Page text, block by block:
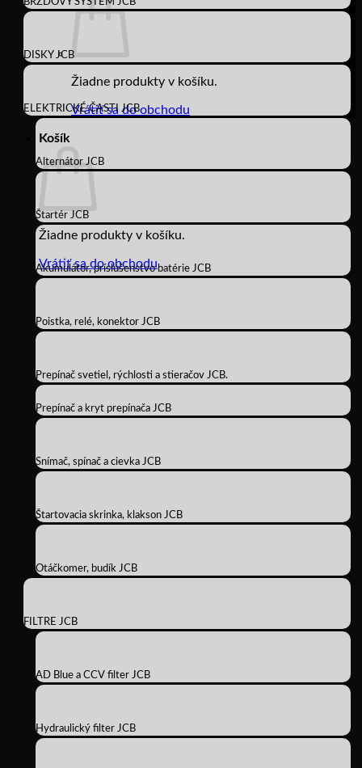
Žiadne produkty v košíku.
Vrátiť sa do obchodu
Košík
Žiadne produkty v košíku.
Vrátiť sa do obchodu
DISKY JCB
ELEKTRICKÉ ČASTI JCB
Alternátor JCB
Štartér JCB
Akumulátor, príslušenstvo batérie JCB
Poistka, relé, konektor JCB
Prepínač svetiel, rýchlosti a stieračov JCB.
Prepínač a kryt prepínača JCB
Snímač, spínač a cievka JCB
Štartovacia skrinka, klakson JCB
Otáčkomer, budík JCB
FILTRE JCB
AD Blue a CCV filter JCB
Hydraulický filter JCB